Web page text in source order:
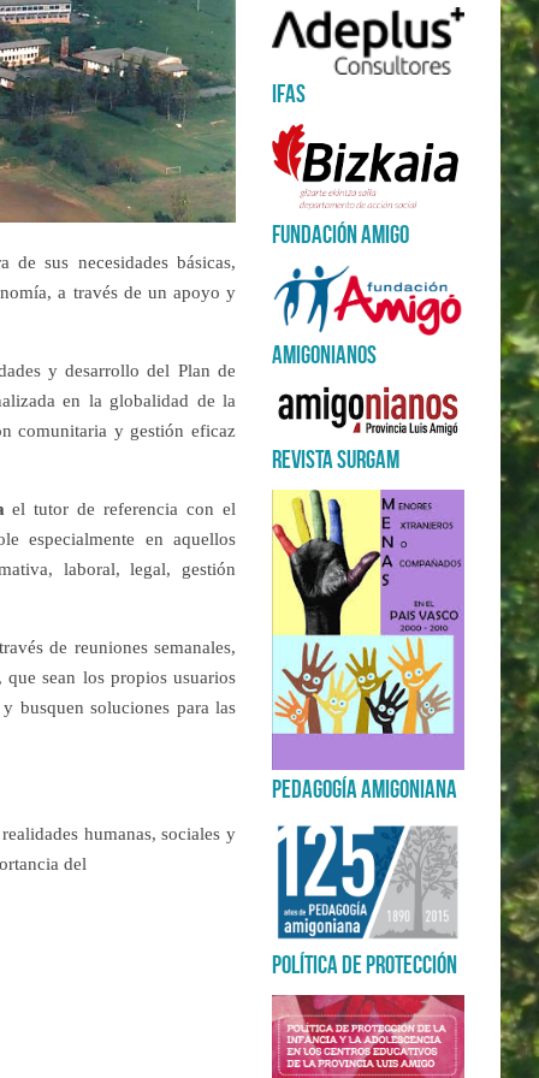
sus necesidades básicas,
a través de un apoyo y
y desarrollo del Plan de
en la globalidad de la
comunitaria y gestión eficaz
el tutor de referencia con el
especialmente en aquellos
laboral, legal, gestión
de reuniones semanales,
sean los propios usuarios
busquen soluciones para las
humanas, sociales y
del
Canal
Ifas
Fundación Amigo
Amigonianos
REVISTA SURGAM
Pedagogía Amigoniana
Política de Protección
de la
la